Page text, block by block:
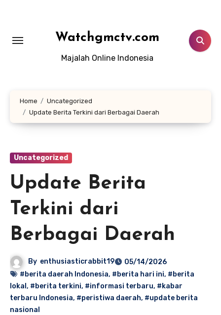
Watchgmctv.com
Majalah Online Indonesia
Home
Uncategorized
Update Berita Terkini dari Berbagai Daerah
Uncategorized
Update Berita
Terkini dari
Berbagai Daerah
By enthusiasticrabbit19
05/14/2026
#berita daerah Indonesia, #berita hari ini, #berita
lokal , #berita terkini, #informasi terbaru, #kabar
terbaru Indonesia, #peristiwa daerah, #update berita
nasional